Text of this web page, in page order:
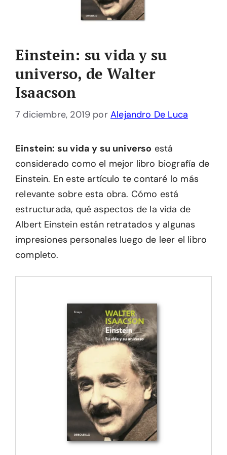
Einstein: su vida y su
universo, de Walter
Isaacson
7 diciembre, 2019 por Alejandro De Luca
Einstein: su vida y su universo está
considerado como el mejor libro biografía de
Einstein. En este artículo te contaré lo más
relevante sobre esta obra. Cómo está
estructurada, qué aspectos de la vida de
Albert Einstein están retratados y algunas
impresiones personales luego de leer el libro
completo.